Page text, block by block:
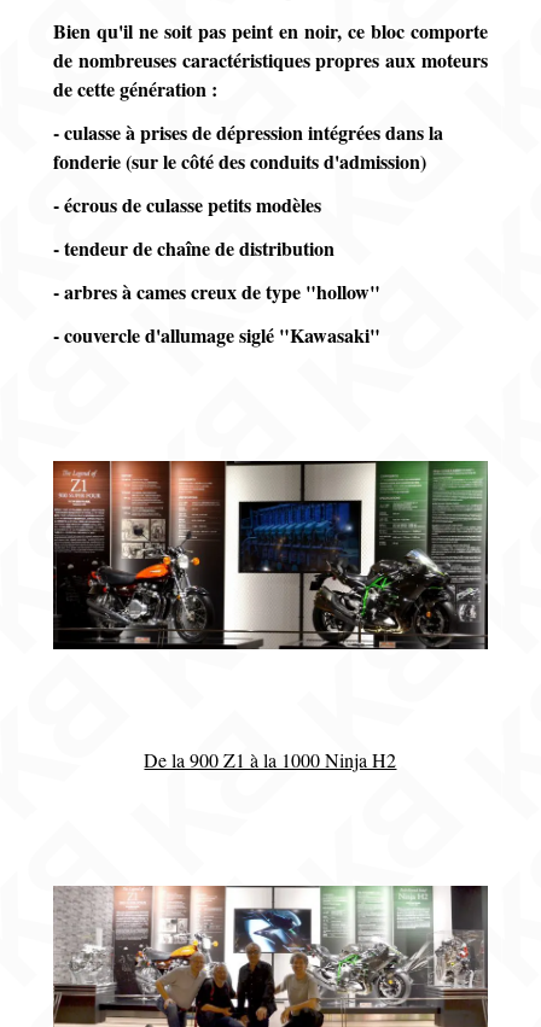
Bien qu'il ne soit pas peint en noir, ce bloc comporte
de nombreuses caractéristiques propres aux moteurs
de cette génération :
- culasse à prises de dépression intégrées dans la
fonderie (sur le côté des conduits d'admission)
- écrous de culasse petits modèles
- tendeur de chaîne de distribution
- arbres à cames creux de type "hollow"
- couvercle d'allumage siglé "Kawasaki"
De la 900 Z1 à la 1000 Ninja H2